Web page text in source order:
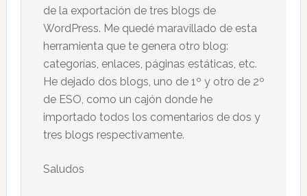
de la exportación de tres blogs de
WordPress. Me quedé maravillado de esta
herramienta que te genera otro blog:
categorías, enlaces, páginas estáticas, etc.
He dejado dos blogs, uno de 1º y otro de 2º
de ESO, como un cajón donde he
importado todos los comentarios de dos y
tres blogs respectivamente.
Saludos